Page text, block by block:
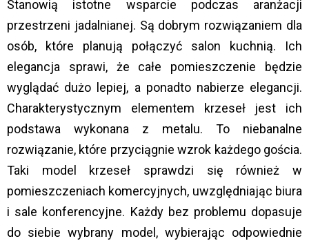
Stanowią istotne wsparcie podczas aranżacji
przestrzeni jadalnianej. Są dobrym rozwiązaniem dla
osób, które planują połączyć salon kuchnią. Ich
elegancja sprawi, że całe pomieszczenie będzie
wyglądać dużo lepiej, a ponadto nabierze elegancji.
Charakterystycznym elementem krzeseł jest ich
podstawa wykonana z metalu. To niebanalne
rozwiązanie, które przyciągnie wzrok każdego gościa.
Taki model krzeseł sprawdzi się również w
pomieszczeniach komercyjnych, uwzględniając biura
i sale konferencyjne. Każdy bez problemu dopasuje
do siebie wybrany model, wybierając odpowiednie